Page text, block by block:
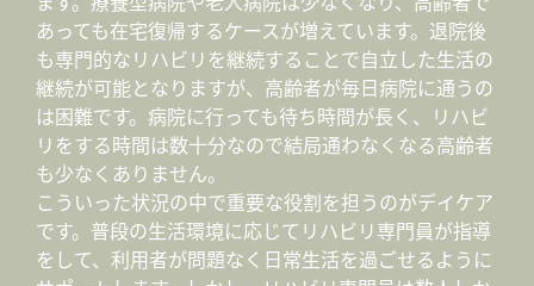
あっても在宅復帰するケースが増えています。退院後
も専門的なリハビリを継続することで自立した生活の
継続が可能となりますが、高齢者が毎日病院に通うの
は困難です。病院に行っても待ち時間が長く、リハビ
リをする時間は数十分なので結局通わなくなる高齢者
も少なくありません。
こういった状況の中で重要な役割を担うのがデイケア
です。普段の生活環境に応じてリハビリ専門員が指導
をして、利用者が問題なく日常生活を過ごせるように